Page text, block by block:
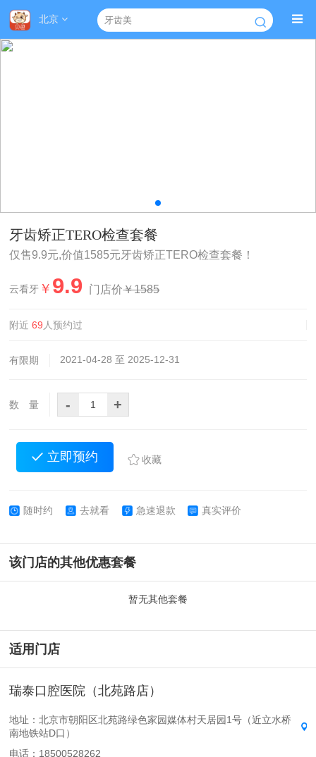
北京
牙齿矫正TERO检查套餐
仅售9.9元,价值1585元牙齿矫正TERO检查套餐！
云看牙 ￥ 9.9 门店价￥1585
附近69 人预约过
有限期 2021-04-28 至 2025-12-31
数 量 - +
立即预约 收藏
随时约 去就看 急速退款 真实评价
该门店的其他优惠套餐
暂无其他套餐
适用门店
瑞泰口腔医院（北苑路店）
地址：北京市朝阳区北苑路绿色家园媒体村天居园1号（近立水桥
南地铁站D口）
电话：18500528262